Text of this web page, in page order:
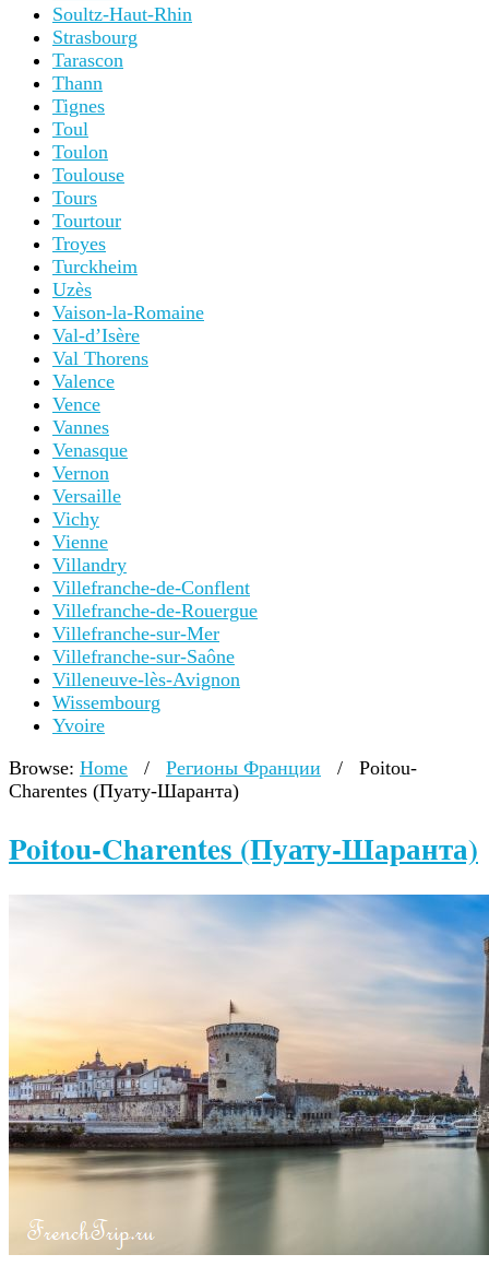
Soultz-Haut-Rhin
Strasbourg
Tarascon
Thann
Tignes
Toul
Toulon
Toulouse
Tours
Tourtour
Troyes
Turckheim
Uzès
Vaison-la-Romaine
Val-d’Isère
Val Thorens
Valence
Vence
Vannes
Venasque
Vernon
Versaille
Vichy
Vienne
Villandry
Villefranche-de-Conflent
Villefranche-de-Rouergue
Villefranche-sur-Mer
Villefranche-sur-Saône
Villeneuve-lès-Avignon
Wissembourg
Yvoire
Browse: Home / Регионы Франции /
Poitou-
Charentes (Пуату-Шаранта)
Poitou-Charentes (Пуату-Шаранта)